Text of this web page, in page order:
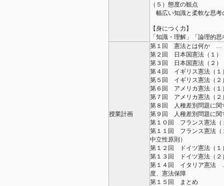
（５）態度の観点
幅広い知識と柔軟な思考
【身につく力】
「知識・理解」「論理的
授業計画
第１回 憲法とは何か …
第２回 日本国憲法（１
第３回 日本国憲法（２
第４回 イギリス憲法（
第５回 イギリス憲法（
第６回 アメリカ憲法（
第７回 アメリカ憲法（
第８回 人種差別問題に関
第９回 人種差別問題に関
第１０回 フランス憲法
第１１回 フランス憲法
中立性原則）
第１２回 ドイツ憲法（
第１３回 ドイツ憲法（
第１４回 イタリア憲法
度、憲法保障
第１５回 まとめ